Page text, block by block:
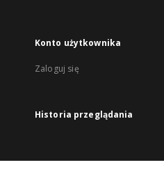
Konto użytkownika
Zaloguj się
Historia przeglądania